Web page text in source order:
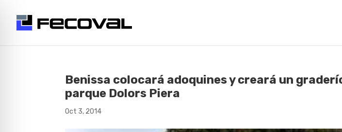
Benissa colocará adoquines y creará un
parque Dolors Piera
Oct 3, 2014